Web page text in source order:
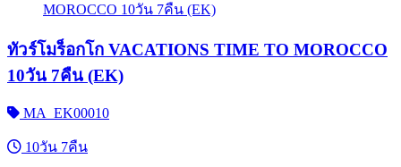
ทัวร์โมร็อกโก VACATIONS TIME TO MOROCCO
10วัน 7คืน (EK)
MA_EK00010
10วัน 7คืน